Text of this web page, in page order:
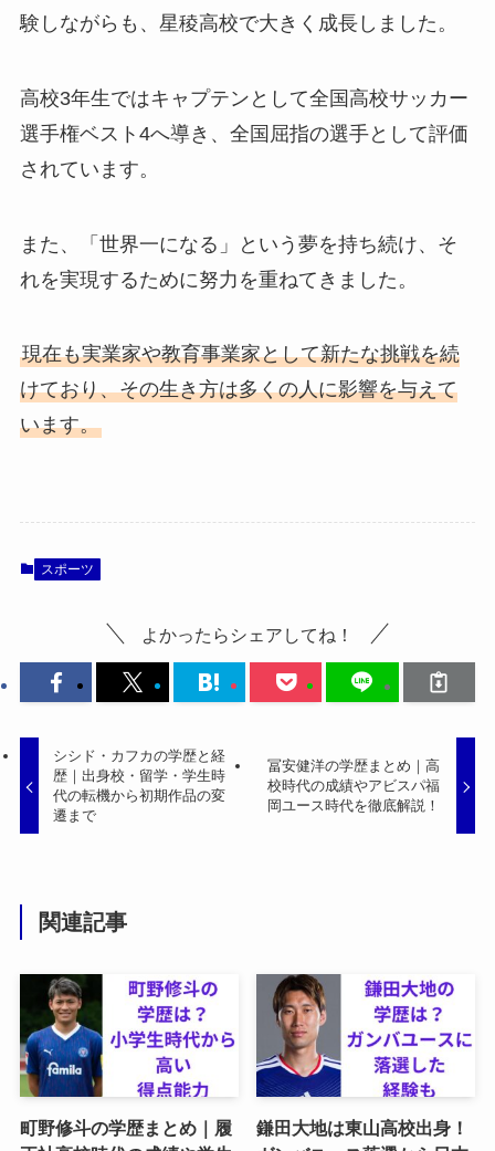
験しながらも、星稜高校で大きく成長しました。
高校3年生ではキャプテンとして全国高校サッカー
選手権ベスト4へ導き、全国屈指の選手として評価
されています。
また、「世界一になる」という夢を持ち続け、そ
れを実現するために努力を重ねてきました。
現在も実業家や教育事業家として新たな挑戦を続
けており、その生き方は多くの人に影響を与えて
います。
スポーツ
よかったらシェアしてね！
シシド・カフカの学歴と経
歴｜出身校・留学・学生時
代の転機から初期作品の変
遷まで
冨安健洋の学歴まとめ｜高
校時代の成績やアビスパ福
岡ユース時代を徹底解説！
関連記事
町野修斗の学歴まとめ｜履
鎌田大地は東山高校出身！